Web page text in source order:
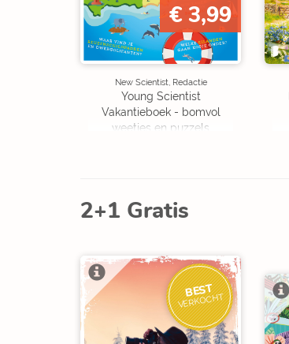
€ 3,99
New Scientist, Redactie
Young Scientist
Vakantieboek - bomvol
weetjes en puzzels
2+1 Gratis
BEST
VERKOCHT